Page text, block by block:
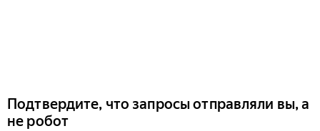
Подтвердите, что запросы отправляли вы, а
не робот